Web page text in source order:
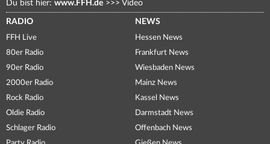
Du bist hier: www.FFH.de >>> Video
RADIO
FFH Live
80er Radio
90er Radio
2000er Radio
Rock Radio
Oldie Radio
Schlager Radio
NEWS
Hessen News
Frankfurt News
Wiesbaden News
Mainz News
Kassel News
Darmstadt News
Offenbach News